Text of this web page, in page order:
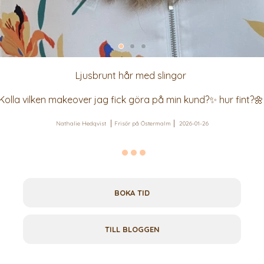
Ljusbrunt hår med slingor
vilken makeover jag fick göra på min kund?✨ hur
Nathalie Hedqvist Frisör på Östermalm 2026-01-26
BOKA TID
TILL BLOGGEN